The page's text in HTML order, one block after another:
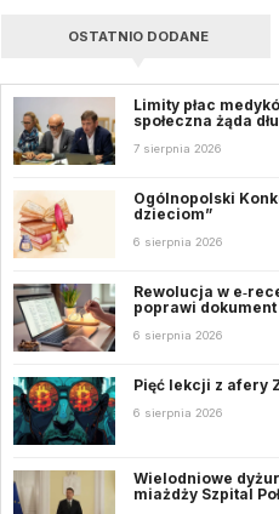
OSTATNIO DODANE
Limity płac
społeczna żąda
7 sierpnia 2026
Ogólnopolski
dzieciom”
6 sierpnia 2026
Rewolucja w
poprawi
6 sierpnia 2026
Pięć lekcji z afery
6 sierpnia 2026
Wielodniowe
miażdży Szpital